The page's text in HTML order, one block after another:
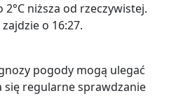
niższa od rzeczywistej.
o 16:27.
pogody mogą ulegać
się regularne sprawdzanie